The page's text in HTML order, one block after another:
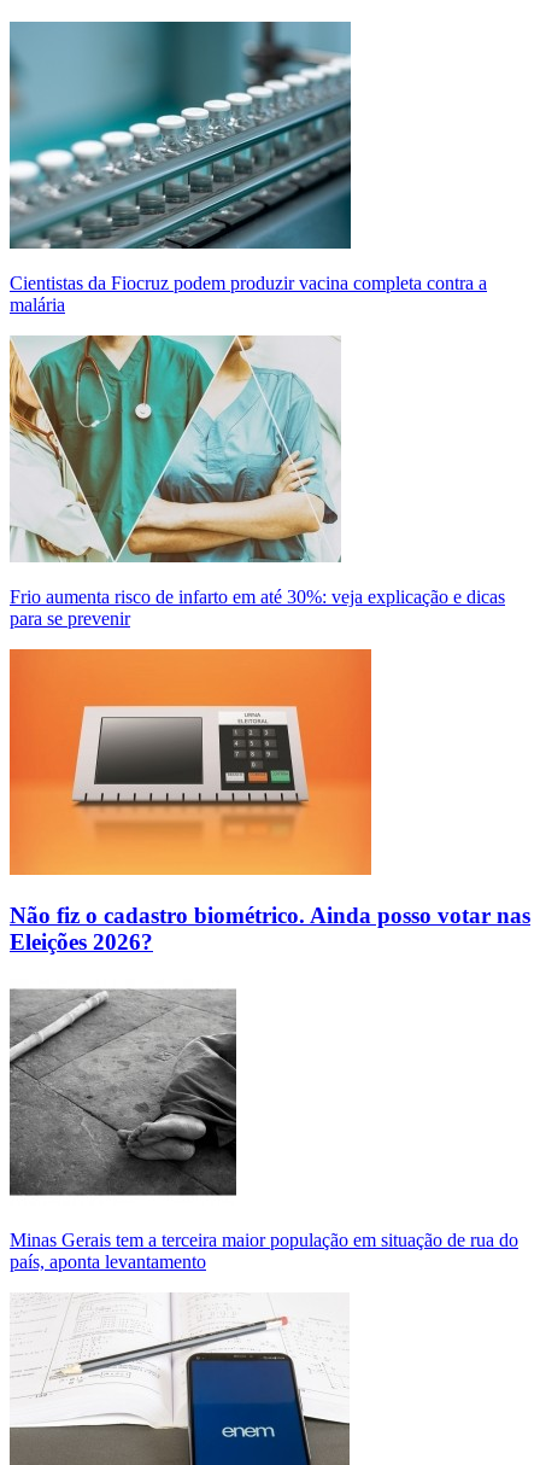
Cientistas da Fiocruz podem produzir vacina completa contra a
malária
Frio aumenta risco de infarto em até 30%: veja explicação e dicas
para se prevenir
Não fiz o cadastro biométrico. Ainda posso votar nas
Eleições 2026?
Minas Gerais tem a terceira maior população em situação de rua do
país, aponta levantamento